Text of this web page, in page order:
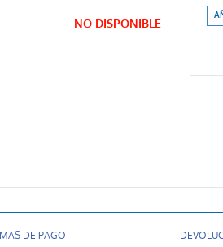
NO DISPONIBLE
DE PAGO